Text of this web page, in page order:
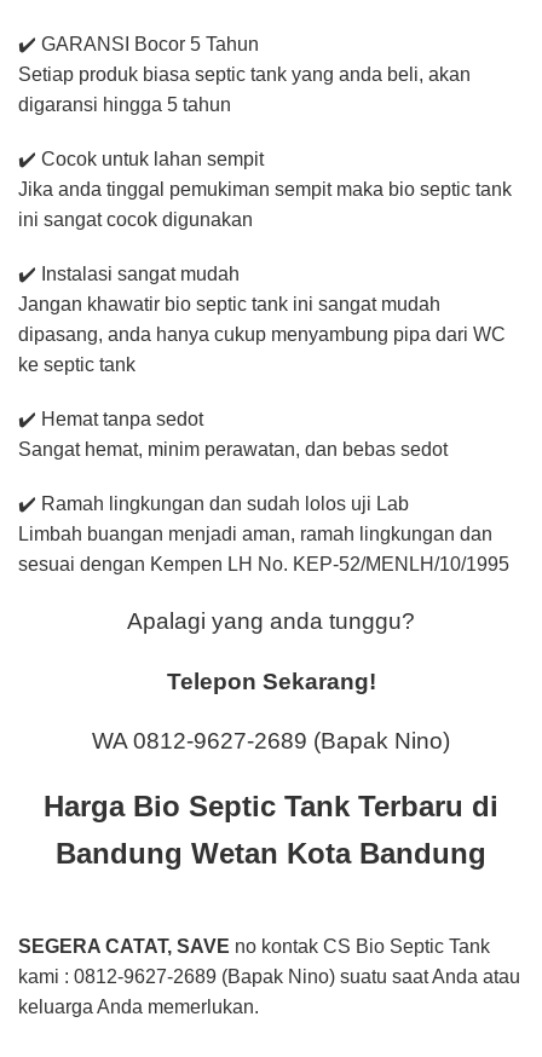
✔️ GARANSI Bocor 5 Tahun
Setiap produk biasa septic tank yang anda beli, akan
digaransi hingga 5 tahun
✔️ Cocok untuk lahan sempit
Jika anda tinggal pemukiman sempit maka bio septic tank
ini sangat cocok digunakan
✔️ Instalasi sangat mudah
Jangan khawatir bio septic tank ini sangat mudah
dipasang, anda hanya cukup menyambung pipa dari WC
ke septic tank
✔️ Hemat tanpa sedot
Sangat hemat, minim perawatan, dan bebas sedot
✔️ Ramah lingkungan dan sudah lolos uji Lab
Limbah buangan menjadi aman, ramah lingkungan dan
sesuai dengan Kempen LH No. KEP-52/MENLH/10/1995
Apalagi yang anda tunggu?
Telepon Sekarang!
WA 0812-9627-2689 (Bapak Nino)
Harga Bio Septic Tank Terbaru di
Bandung Wetan Kota Bandung
SEGERA CATAT, SAVE no kontak CS Bio Septic Tank
kami : 0812-9627-2689 (Bapak Nino) suatu saat Anda atau
keluarga Anda memerlukan.